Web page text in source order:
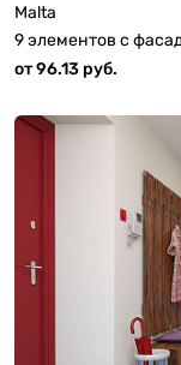
Malta
9 элементов с
от 96.13 руб.